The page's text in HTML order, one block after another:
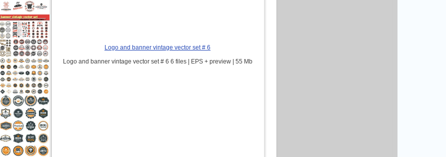
Logo and banner vintage vector set # 6
Logo and banner vintage vector set # 6 6 files | EPS + preview | 55 Mb